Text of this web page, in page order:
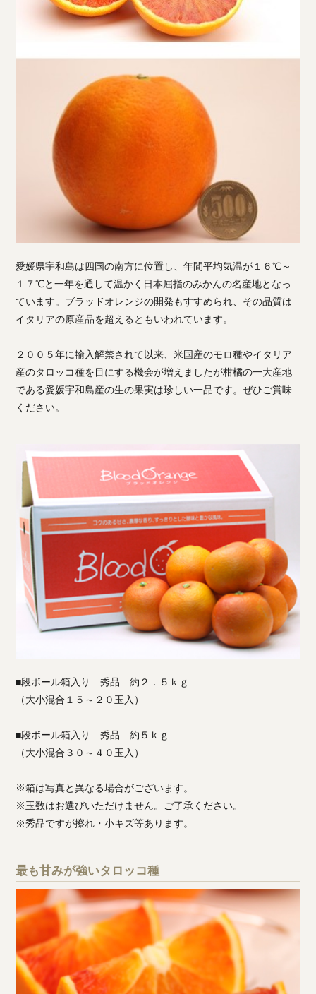
愛媛県宇和島は四国の南方に位置し、年間平均気温が１６℃～
１７℃と一年を通して温かく日本屈指のみかんの名産地となっ
ています。ブラッドオレンジの開発もすすめられ、その品質は
イタリアの原産品を超えるともいわれています。
２００５年に輸入解禁されて以来、米国産のモロ種やイタリア
産のタロッコ種を目にする機会が増えましたが柑橘の一大産地
である愛媛宇和島産の生の果実は珍しい一品です。ぜひご賞味
ください。
■段ボール箱入り 秀品 約２．５ｋｇ
（大小混合１５～２０玉入）
■段ボール箱入り 秀品 約５ｋｇ
（大小混合３０～４０玉入）
※箱は写真と異なる場合がございます。
※玉数はお選びいただけません。ご了承ください。
※秀品ですが擦れ・小キズ等あります。
最も甘みが強いタロッコ種